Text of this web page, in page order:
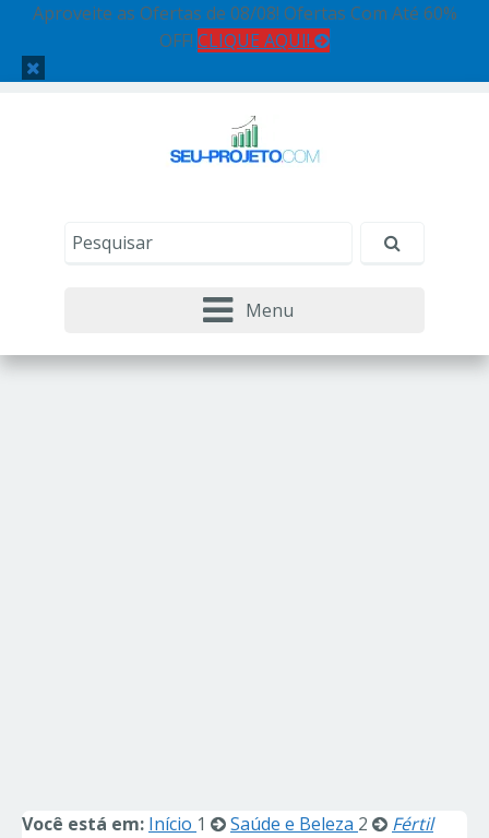
Aproveite as Ofertas de 08/08! Ofertas Com Até 60%
OFF! CLIQUE AQUI!
Menu
Você está em: Início 1 Saúde e Beleza 2
Fértil